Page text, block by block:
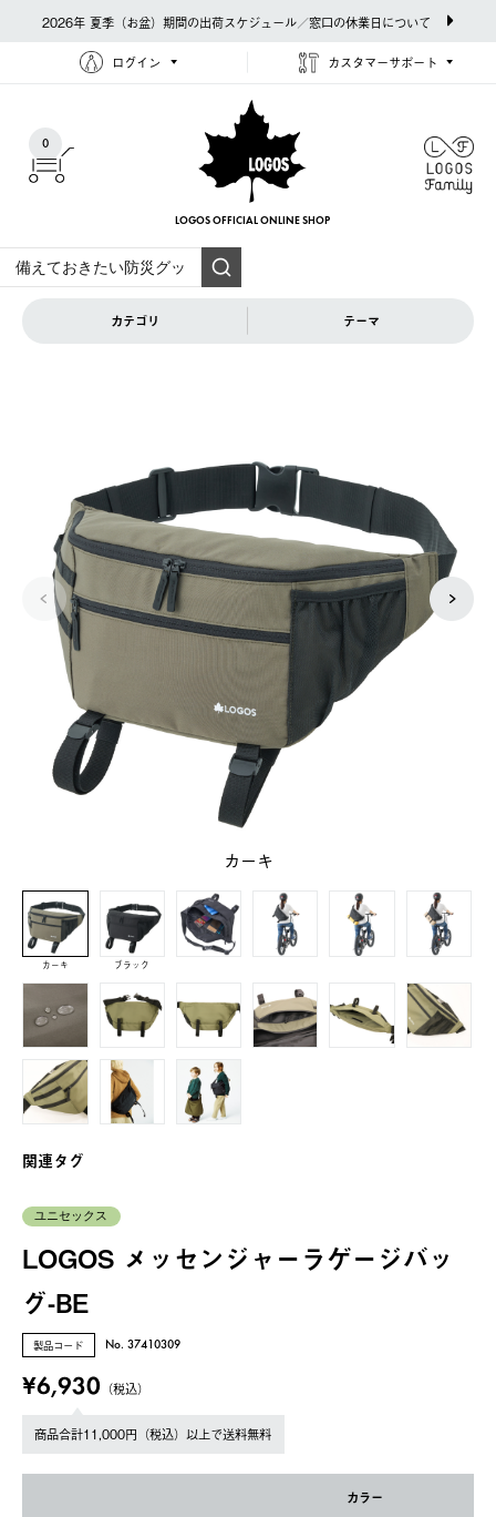
2026年 夏季（お盆）期間の出荷スケジュール／窓口の休業日について
ログイン カスタマーサポート
0
LOGOS OFFICIAL ONLINE SHOP
カテゴリ テーマ
カーキ
カーキ ブラック
関連タグ
ユニセックス
LOGOS メッセンジャーラゲージバッ
グ-BE
製品コード No. 37410309
¥6,930 （税込）
商品合計11,000円（税込）以上で送料無料
カラー